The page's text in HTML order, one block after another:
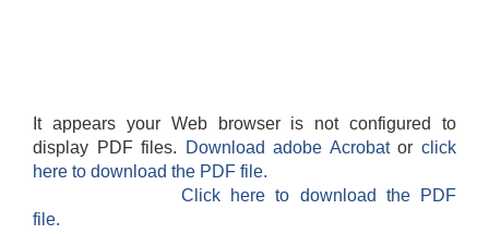
It appears your Web browser is not configured to
display PDF files.
Download adobe Acrobatorclick
here to download the PDF file.
Click here to download the PDF
file.